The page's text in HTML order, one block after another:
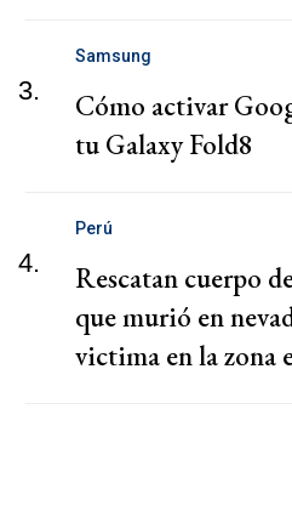
3.
Samsung
Cómo activar
tu Galaxy Fold8
4.
Perú
Rescatan cuerpo
que murió en
victima en la zona